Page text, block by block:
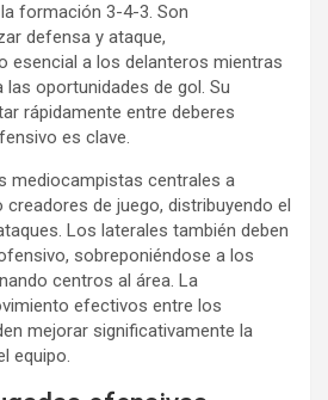
formación 3-4-3. Son
defensa y ataque,
esencial a los delanteros mientras
oportunidades de gol. Su
rápidamente entre deberes
es clave.
mediocampistas centrales a
de juego, distribuyendo el
Los laterales también deben
sobreponiéndose a los
centros al área. La
efectivos entre los
mejorar significativamente la
equipo.